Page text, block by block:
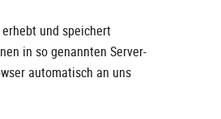
und speichert
in so genannten Server-
automatisch an uns